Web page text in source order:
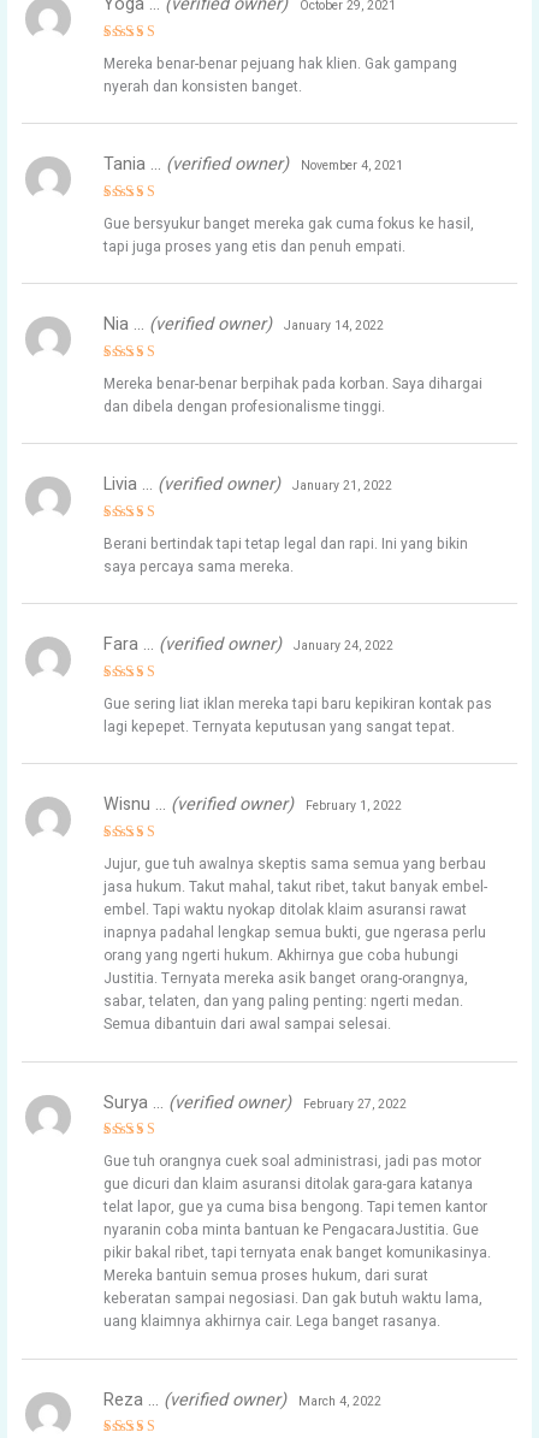
out of 5
October 29, 2021
Mereka benar-benar pejuang hak klien. Gak gampang
nyerah dan konsisten banget.
out of 5
Tania … (verified owner) November 4, 2021
Gue bersyukur banget mereka gak cuma fokus ke hasil,
tapi juga proses yang etis dan penuh empati.
out of 5
Nia … (verified owner) January 14, 2022
Mereka benar-benar berpihak pada korban. Saya dihargai
dan dibela dengan profesionalisme tinggi.
Rated
out of 5
Livia … (verified owner) January 21, 2022
Berani bertindak tapi tetap legal dan rapi. Ini yang bikin
saya percaya sama mereka.
out of 5
Fara … (verified owner) January 24, 2022
Gue sering liat iklan mereka tapi baru kepikiran kontak pas
lagi kepepet. Ternyata keputusan yang sangat tepat.
out of 5
Wisnu … (verified owner) February 1, 2022
Jujur, gue tuh awalnya skeptis sama semua yang berbau
jasa hukum. Takut mahal, takut ribet, takut banyak embel-
embel. Tapi waktu nyokap ditolak klaim asuransi rawat
inapnya padahal lengkap semua bukti, gue ngerasa perlu
orang yang ngerti hukum. Akhirnya gue coba hubungi
Justitia. Ternyata mereka asik banget orang-orangnya,
sabar, telaten, dan yang paling penting: ngerti medan.
Semua dibantuin dari awal sampai selesai.
Rated
out of 5
Surya … (verified owner) February 27, 2022
Gue tuh orangnya cuek soal administrasi, jadi pas motor
gue dicuri dan klaim asuransi ditolak gara-gara katanya
telat lapor, gue ya cuma bisa bengong. Tapi temen kantor
nyaranin coba minta bantuan ke PengacaraJustitia. Gue
pikir bakal ribet, tapi ternyata enak banget komunikasinya.
Mereka bantuin semua proses hukum, dari surat
keberatan sampai negosiasi. Dan gak butuh waktu lama,
uang klaimnya akhirnya cair. Lega banget rasanya.
Reza … (verified owner) March 4, 2022